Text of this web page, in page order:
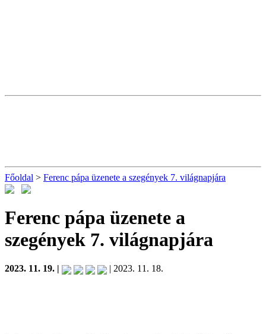
Főoldal > Ferenc pápa üzenete a szegények 7. világnapjára
Ferenc pápa üzenete a
szegények 7. világnapjára
2023. 11. 19. | | 2023. 11. 18.